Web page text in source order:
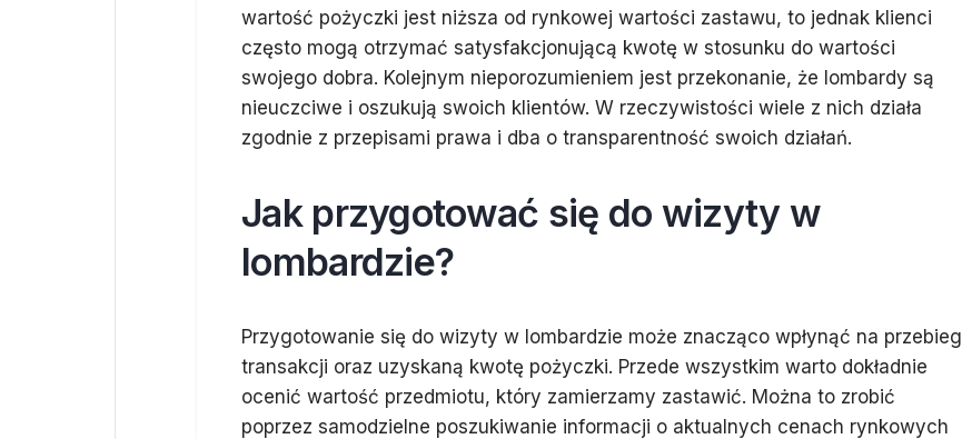
wartość pożyczki jest niższa od rynkowej wartości zastawu, to jednak klienci
często mogą otrzymać satysfakcjonującą kwotę w stosunku do wartości
swojego dobra. Kolejnym nieporozumieniem jest przekonanie, że lombardy są
nieuczciwe i oszukują swoich klientów. W rzeczywistości wiele z nich działa
zgodnie z przepisami prawa i dba o transparentność swoich działań.
Jak przygotować się do wizyty w
lombardzie?
Przygotowanie się do wizyty w lombardzie może znacząco wpłynąć na przebieg
transakcji oraz uzyskaną kwotę pożyczki. Przede wszystkim warto dokładnie
ocenić wartość przedmiotu, który zamierzamy zastawić. Można to zrobić
poprzez samodzielne poszukiwanie informacji o aktualnych cenach rynkowych